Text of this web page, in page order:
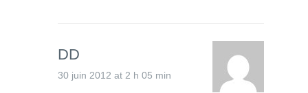
DD
30 juin 2012 at 2 h 05 min